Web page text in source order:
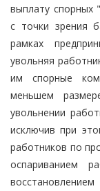
выплату спорных
с точки зрения
рамках
увольняя
им спорные
меньшем
увольнении
исключив при
работников по
оспариванием